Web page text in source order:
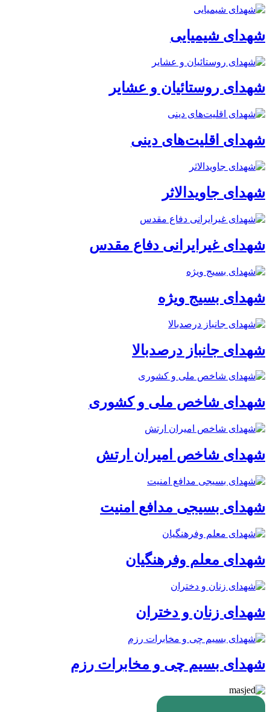
شهدای شیمیایی
شهدای روستائیان و عشایر
شهدای اقلیت‌های دینی
شهدای جاویدالاثر
شهدای غیرایرانی دفاع مقدس
شهدای بسیج ویژه
شهدای جانباز درصدبالا
شهدای شاخص ملی و کشوری
شهدای شاخص امیران ارتش
شهدای بسیجی مدافع امنیت
شهدای معلم وفرهنگیان
شهدای زنان و دختران
شهدای بسیم چی و مخابرات رزم